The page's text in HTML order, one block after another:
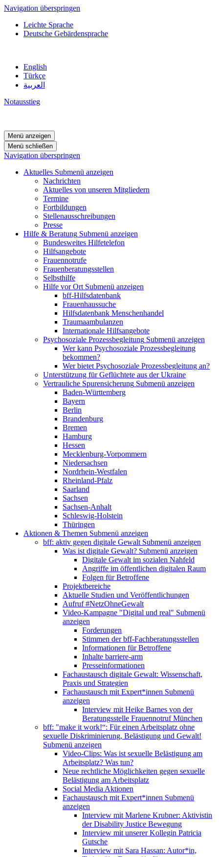
Navigation überspringen
Leichte Sprache
Deutsche Gebärdensprache
English
Türkçe
العربية
Notausstieg
Menü anzeigen
Menü schließen
Navigation überspringen
Aktuelles Submenü anzeigen
Nachrichten
Aktuelles von unseren Mitgliedern
Termine
Fortbildungen
Stellenausschreibungen
Presse
Hilfe & Beratung Submenü anzeigen
Bundesweites Hilfetelefon
Hilfsangebote
Frauennotrufe
Frauenberatungsstellen
Selbsthilfe
Hilfe vor Ort Submenü anzeigen
bff-Hilfsdatenbank
Frauenhaussuche
Hilfsdatenbank Menschenhandel
Traumaambulanzen
Internationale Hilfsangebote
Psychosoziale Prozessbegleitung Submenü anzeigen
Wer kann Psychosoziale Prozessbegleitung
bekommen?
Wer bietet Psychosoziale Prozessbegleitung an?
Unterstützung für Geflüchtete aus der Ukraine
Vertrauliche Spurensicherung Submenü anzeigen
Baden-Württemberg
Bayern
Berlin
Brandenburg
Bremen
Hamburg
Hessen
Mecklenburg-Vorpommern
Niedersachsen
Nordrhein-Westfalen
Rheinland-Pfalz
Saarland
Sachsen
Sachsen-Anhalt
Schleswig-Holstein
Thüringen
Aktionen & Themen Submenü anzeigen
bff: aktiv gegen digitale Gewalt Submenü anzeigen
Was ist digitale Gewalt? Submenü anzeigen
Digitale Gewalt im sozialen Nahfeld
Angriffe im öffentlichen digitalen Raum
Folgen für Betroffene
Projektbereiche
Aktuelle Studien und Veröffentlichungen
Aufruf #NetzOhneGewalt
Video-Kampagne "Digital und real" Submenü
anzeigen
Forderungen
Stimmen der bff-Fachberatungsstellen
Informationen für Betroffene
Inhalte barriere-arm
Presseinformationen
Fachaustausch digitale Gewalt: Wissenschaft,
Praxis und Strategien
Fachaustausch mit Expert*innen Submenü
anzeigen
Interview mit Heike Barnes von der
Beratungsstelle Frauennotruf München
bff: "make it work!“: Für einen Arbeitsplatz ohne
sexuelle Diskriminierung, Belästigung und Gewalt!
Submenü anzeigen
Video-Clips: Was ist sexuelle Belästigung am
Arbeitsplatz? Was tun?
Neue rechtliche Möglichkeiten gegen sexuelle
Belästigung am Arbeitsplatz
Social Media Aktionen
Fachaustausch mit Expert*innen Submenü
anzeigen
Interview mit Marlene Krubner: Aktivistin
der Disability Justice Bewegung
Interview mit unserer Kollegin Patricia
Gutsche
Interview mit Sara Hassan: Autor*in,